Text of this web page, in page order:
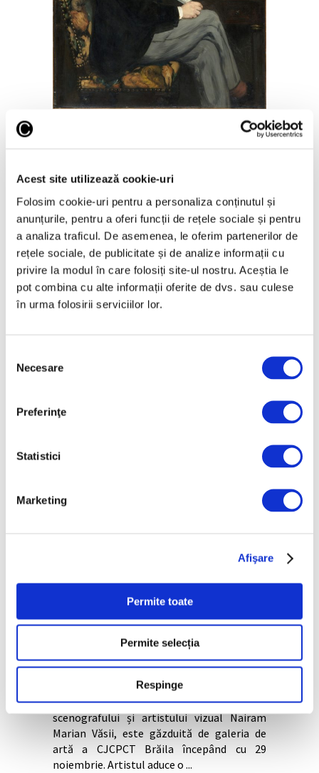
Acest site utilizează cookie-uri
Folosim cookie-uri pentru a personaliza conținutul și
anunțurile, pentru a oferi funcții de rețele sociale și pentru
a analiza traficul. De asemenea, le oferim partenerilor de
rețele sociale, de publicitate și de analize informații cu
privire la modul în care folosiți site-ul nostru. Aceștia le
pot combina cu alte informații oferite de dvs. sau culese
în urma folosirii serviciilor lor.
consimțământului
Necesare
Preferinţe
Statistici
Marketing
Afişare
Permite toate
Permite selecția
Respinge
prietenie
Pictorul Édouard Manet realizează în 1868
portretul lui Émile Zola, un tânăr scriitor
care i-a luat apărarea în tumultul cazului
„Olympia”. Tabloul i-a oferit o ocazie
deghizată de a-și pune în valoare propriile
gusturi, în special pasiunea sa pentru arta
antifragilă”, expoziție a artistului
Nairam Marian Văsii
„Divină Eroare în cheie antifragilă”, prima
expoziție ca membru stagiar al Uniunii
Artiștilor Plastici – filiala Brăila a
scenografului și artistului vizual Nairam
Marian Văsii, este găzduită de galeria de
artă a CJCPCT Brăila începând cu 29
noiembrie. Artistul aduce o